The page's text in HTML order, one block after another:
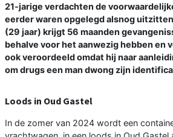
21-jarige verdachten de
eerder waren opgelegd alsnog
(29 jaar) krijgt 56 maanden
behalve voor het aanwezig hebben en
ook veroordeeld omdat hij naar
om drugs een man dwong zijn
Loods in Oud Gastel
In de zomer van 2024 wordt een